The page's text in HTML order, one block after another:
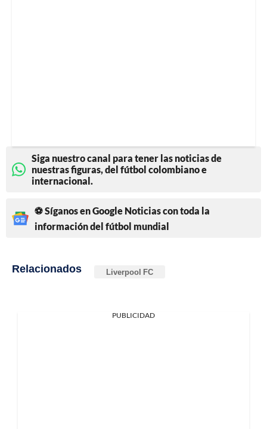
Siga nuestro canal para tener las noticias de
nuestras figuras, del fútbol colombiano e
internacional.
⚽ Síganos en Google Noticias con toda la
información del fútbol mundial
Relacionados Liverpool FC
PUBLICIDAD